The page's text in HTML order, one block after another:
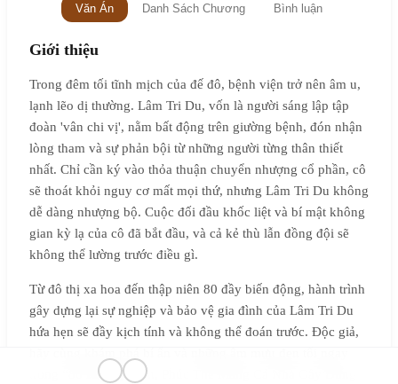
Văn Án Danh Sách Chương Bình luận
Giới thiệu
Trong đêm tối tĩnh mịch của đế đô, bệnh viện trở nên âm u,
lạnh lẽo dị thường. Lâm Tri Du, vốn là người sáng lập tập
đoàn 'vân chi vị', nằm bất động trên giường bệnh, đón nhận
lòng tham và sự phản bội từ những người từng thân thiết
nhất. Chỉ cần ký vào thỏa thuận chuyển nhượng cổ phần, cô
sẽ thoát khỏi nguy cơ mất mọi thứ, nhưng Lâm Tri Du không
dễ dàng nhượng bộ. Cuộc đối đầu khốc liệt và bí mật không
gian kỳ lạ của cô đã bắt đầu, và cả kẻ thù lẫn đồng đội sẽ
không thể lường trước điều gì.
Từ đô thị xa hoa đến thập niên 80 đầy biến động, hành trình
gây dựng lại sự nghiệp và bảo vệ gia đình của Lâm Tri Du
hứa hẹn sẽ đầy kịch tính và không thể đoán trước. Độc giả,
trong “80 Không Gian, Phúc Thê Mang Cả Nhà Gây Dựng